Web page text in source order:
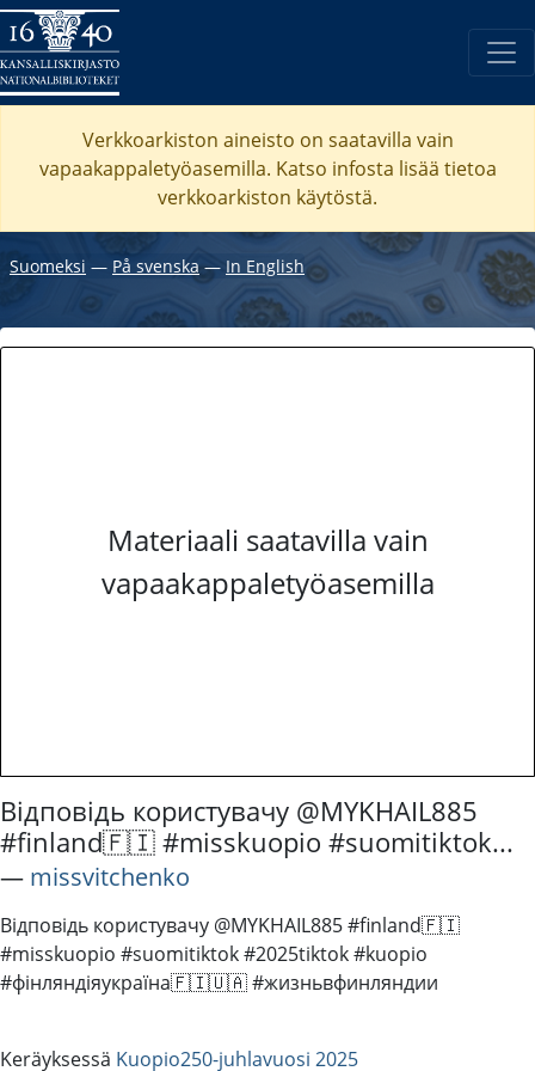
Verkkoarkiston aineisto on saatavilla vain
vapaakappaletyöasemilla. Katso infosta lisää tietoa
verkkoarkiston käytöstä.
Suomeksi ― På svenska― In English
Materiaali saatavilla vain
vapaakappaletyöasemilla
Відповідь користувачу @MYKHAIL885
#finland🇫🇮 #misskuopio #suomitiktok...
― missvitchenko
Відповідь користувачу @MYKHAIL885 #finland🇫🇮
#misskuopio #suomitiktok #2025tiktok #kuopio
#фінляндіяукраїна🇫🇮🇺🇦 #жизньвфинляндии
Keräyksessä Kuopio250-juhlavuosi 2025